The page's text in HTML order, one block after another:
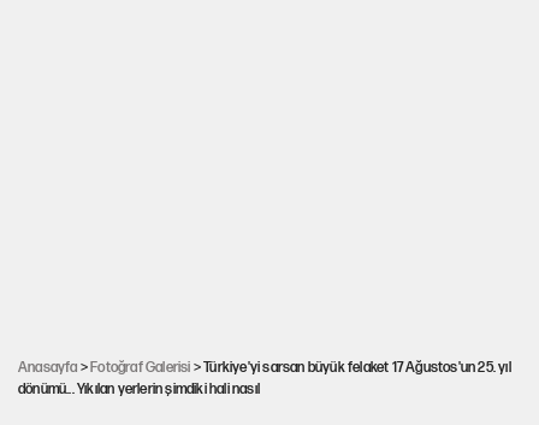
Anasayfa >Fotoğraf Galerisi > Türkiye'yi sarsan büyük felaket 17 Ağustos'un 25. yıl
dönümü... Yıkılan yerlerin şimdiki hali nasıl